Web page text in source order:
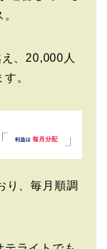
、20,000人
。
り、毎月順調